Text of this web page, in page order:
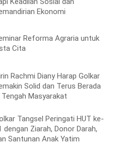
Ekonomi
Reforma Agraria untuk
Cita
Rachmi Diany Harap Golkar
Solid dan Terus Berada
Tengah Masyarakat
Tangsel Peringati HUT ke-
dengan Ziarah, Donor Darah,
Santunan Anak Yatim